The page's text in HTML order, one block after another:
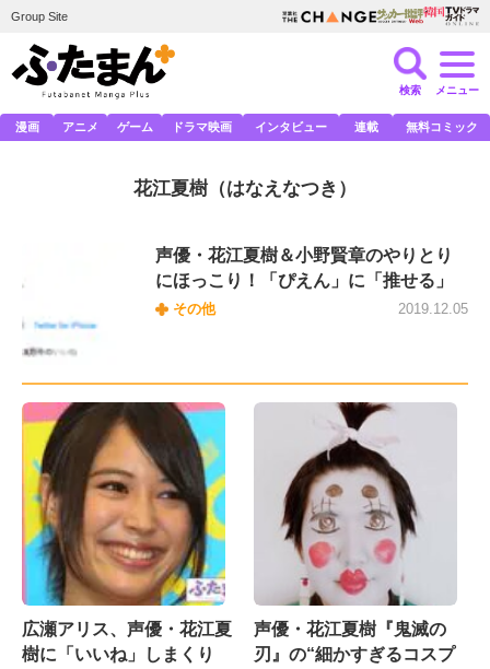
Group Site
検索 メニュー
漫画 アニメ ゲーム ドラマ映画 インタビュー 連載 無料コミック
花江夏樹 （はなえなつき）
声優・花江夏樹＆小野賢章のやりとり
にほっこり！「ぴえん」に「推せる」
その他 2019.12.05
広瀬アリス、声優・花江夏
樹に「いいね」しまくり
声優・花江夏樹『鬼滅の
刃』の“細かすぎるコスプ